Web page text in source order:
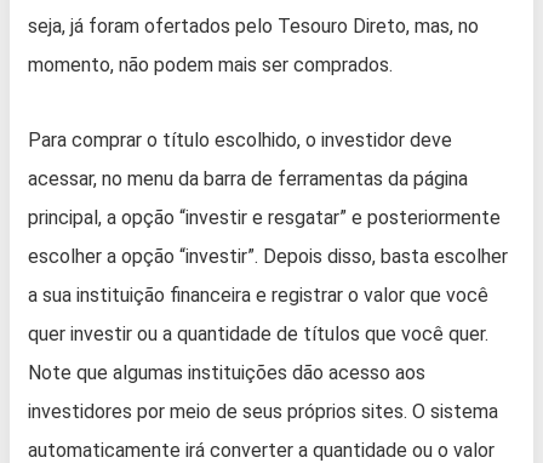
seja, já foram ofertados pelo Tesouro Direto, mas, no
momento, não podem mais ser comprados.
Para comprar o título escolhido, o investidor deve
acessar, no menu da barra de ferramentas da página
principal, a opção “investir e resgatar” e posteriormente
escolher a opção “investir”. Depois disso, basta escolher
a sua instituição financeira e registrar o valor que você
quer investir ou a quantidade de títulos que você quer.
Note que algumas instituições dão acesso aos
investidores por meio de seus próprios sites. O sistema
automaticamente irá converter a quantidade ou o valor